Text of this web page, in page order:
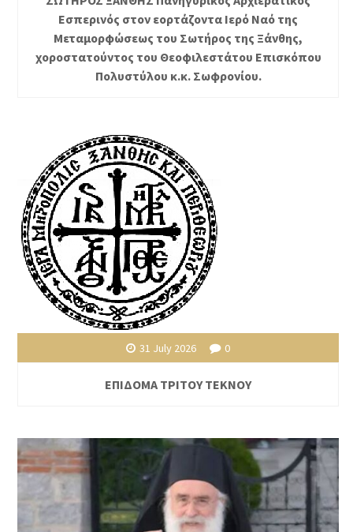
Εσπερινός στον εορτάζοντα Ιερό Ναό της
Μεταμορφώσεως του Σωτήρος της Ξάνθης,
χοροστατούντος του Θεοφιλεστάτου Επισκόπου
Πολυστύλου κ.κ. Σωφρονίου.
31 July 2026 0
ΕΠΙΔΟΜΑ ΤΡΙΤΟΥ ΤΕΚΝΟΥ